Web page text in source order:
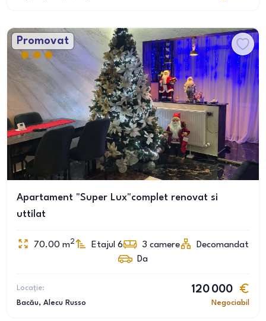
Promovat
Apartament "Super Lux"complet renovat si
uttilat
70.00 m2 Etajul 6 3 camere
Decomandat
Da
Locație:
Bacău, Alecu Russo
120 000
Negociabil